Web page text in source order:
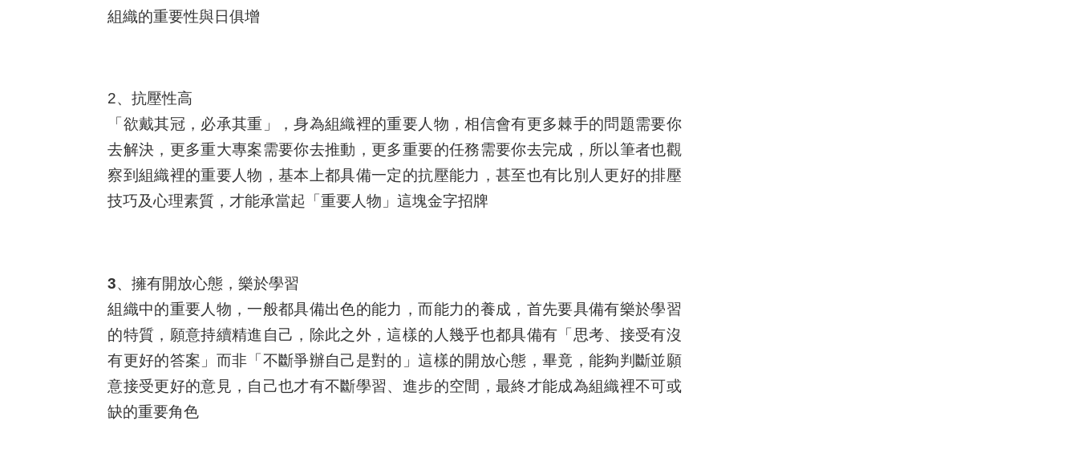
組織的重要性與日俱增
2、抗壓性高
「欲戴其冠，必承其重」，身為組織裡的重要人物，相信會有更多棘手的問題需要你
去解決，更多重大專案需要你去推動，更多重要的任務需要你去完成，所以筆者也觀
察到組織裡的重要人物，基本上都具備一定的抗壓能力，甚至也有比別人更好的排壓
技巧及心理素質，才能承當起「重要人物」這塊金字招牌
3、擁有開放心態，樂於學習
組織中的重要人物，一般都具備出色的能力，而能力的養成，首先要具備有樂於學習
的特質，願意持續精進自己，除此之外，這樣的人幾乎也都具備有「思考、接受有沒
有更好的答案」而非「不斷爭辦自己是對的」這樣的開放心態，畢竟，能夠判斷並願
意接受更好的意見，自己也才有不斷學習、進步的空間，最終才能成為組織裡不可或
缺的重要角色